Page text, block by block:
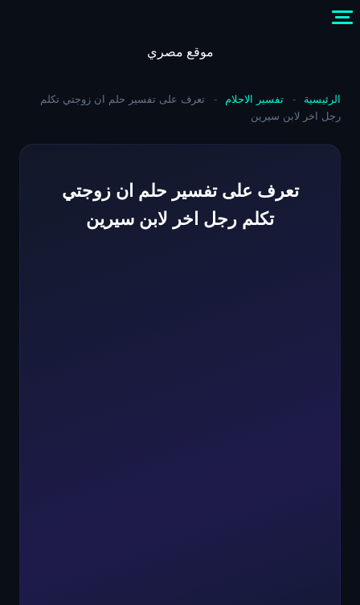
موقع مصري
الرئيسية - تفسير الاحلام -
تعرف على تفسير حلم ان زوجتي تكلم
رجل اخر لابن سيرين
تعرف على تفسير حلم ان زوجتي
تكلم رجل اخر لابن سيرين